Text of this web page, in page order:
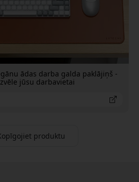
ādas darba galda paklājiņš -
jūsu darbavietai
produktu